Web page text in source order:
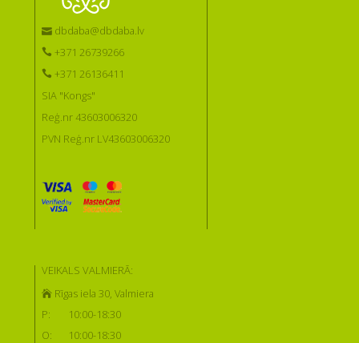
dbdaba@dbdaba.lv
+371 26739266
+371 26136411
SIA "Kongs"
Reģ.nr 43603006320
PVN Reģ.nr LV43603006320
VEIKALS VALMIERĀ:
Rīgas iela 30, Valmiera
P:
10:00-18:30
O:
10:00-18:30